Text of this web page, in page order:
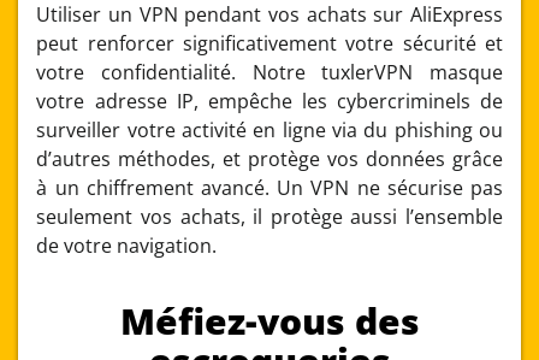
Utiliser un VPN pendant vos achats sur AliExpress
peut renforcer significativement votre sécurité et
votre confidentialité. Notre tuxlerVPN masque
votre adresse IP, empêche les cybercriminels de
surveiller votre activité en ligne via du phishing ou
d’autres méthodes, et protège vos données grâce
à un chiffrement avancé. Un VPN ne sécurise pas
seulement vos achats, il protège aussi l’ensemble
de votre navigation.
Méfiez-vous des